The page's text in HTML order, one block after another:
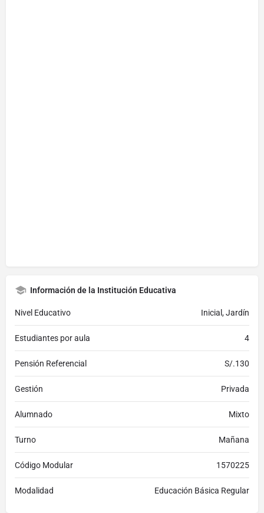
Información de la Institución Educativa
Nivel Educativo Inicial, Jardín
Estudiantes por aula 4
Pensión Referencial S/.130
Gestión Privada
Alumnado Mixto
Turno Mañana
Código Modular 1570225
Modalidad Educación Básica Regular